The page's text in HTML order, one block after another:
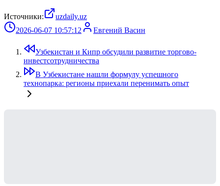
Источники:
uzdaily.uz
2026-06-07 10:57:12
Евгений Васин
Узбекистан и Кипр обсудили развитие торгово-
инвестсотрудничества
В Узбекистане нашли формулу успешного
технопарка: регионы приехали перенимать опыт